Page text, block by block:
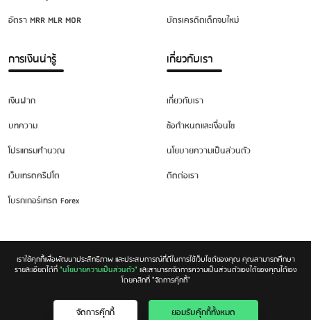
อัตรา MRR MLR MOR
บัตรเครดิตเด็กจบใหม่
การเงินน่ารู้
เงินฝาก
บทความ
โปรแกรมคำนวณ
เว็บเทรดคริปโต
โบรกเกอร์เทรด Forex
เกี่ยวกับเรา
เกี่ยวกับเรา
ข้อกำหนดและเงื่อนไข
นโยบายความเป็นส่วนตัว
ติดต่อเรา
Copyright © 2026. All rights reserved.
เราใช้คุกกี้เพื่อพัฒนาประสิทธิภาพ และประสบการณ์ที่ดีในการใช้เว็บไซต์ของคุณ คุณสามารถศึกษา
รายละเอียดได้ที่"นโยบายความเป็นส่วนตัว" และสามารถจัดการความเป็นส่วนตัวเองได้ของคุณได้เอง
โดยคลิกที่ "จัดการคุ๊กกี้"
จัดการคุ๊กกี้ ยอมรับคุ๊กกี้ทั้งหมด